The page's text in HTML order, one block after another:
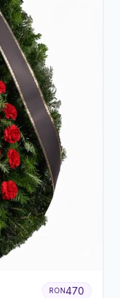
RON 470